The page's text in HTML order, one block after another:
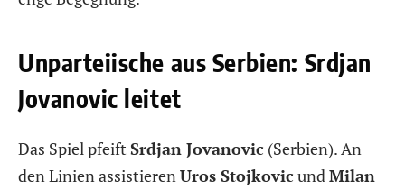
Unparteiische aus Serbien: Srdjan
Jovanovic leitet
Das Spiel pfeift Srdjan Jovanovic (Serbien). An
den Linien assistieren Uros Stojkovic und Milan